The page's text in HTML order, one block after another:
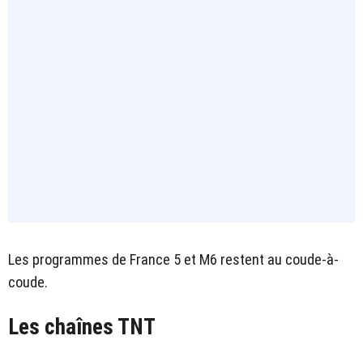
Les programmes de France 5 et M6 restent au coude-à-
coude.
Les chaînes TNT